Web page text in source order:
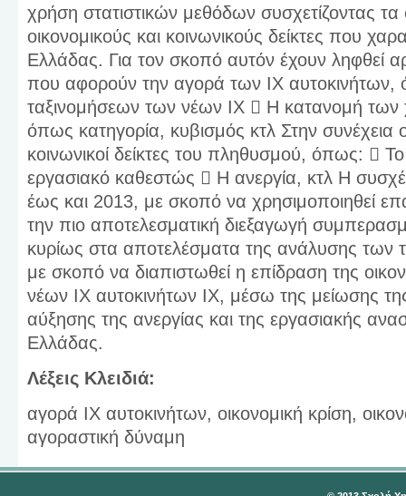
χρήση στατιστικών μεθόδων συσχετίζοντας τα
οικονομικούς και κοινωνικούς δείκτες που
Ελλάδας. Για τον σκοπό αυτόν έχουν ληφθεί
που αφορούν την αγορά των ΙΧ
ταξινομήσεων των νέων ΙΧ  Η κατανομή των
όπως κατηγορία, κυβισμός κτλ Στην συνέχεια
κοινωνικοί δείκτες του πληθυσμού, όπως: 
εργασιακό καθεστώς  Η ανεργία, κτλ Η
έως και 2013, με σκοπό να χρησιμοποιηθεί
την πιο αποτελεσματική διεξαγωγή
κυρίως στα αποτελέσματα της ανάλυσης των
με σκοπό να διαπιστωθεί η επίδραση της
νέων ΙΧ αυτοκινήτων ΙΧ, μέσω της μείωσης
αύξησης της ανεργίας και της εργασιακής
Ελλάδας.
Λέξεις Κλειδιά:
αγορά ΙΧ αυτοκινήτων, οικονομική κρίση,
αγοραστική δύναμη